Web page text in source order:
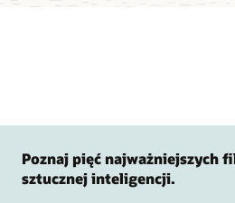
Poznaj pięć najważniejszych
sztucznej inteligencji.